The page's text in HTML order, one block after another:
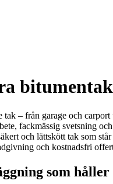
– från garage och
fackmässig svetsning
och lättskött tak som
och kostnadsfri
som